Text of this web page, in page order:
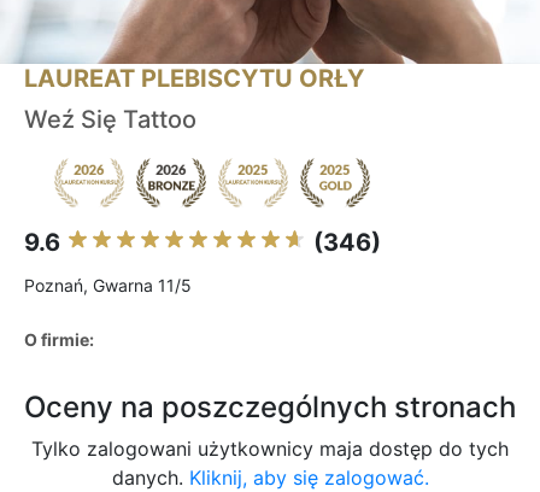
LAUREAT PLEBISCYTU ORŁY
Weź Się Tattoo
9.6 (346)
Poznań, Gwarna 11/5
O firmie:
Oceny na poszczególnych stronach
Tylko zalogowani użytkownicy maja dostęp do tych
danych. Kliknij, aby się zalogować.